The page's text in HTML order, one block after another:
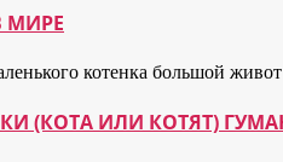
МИРЕ
(КОТА ИЛИ КОТЯТ)